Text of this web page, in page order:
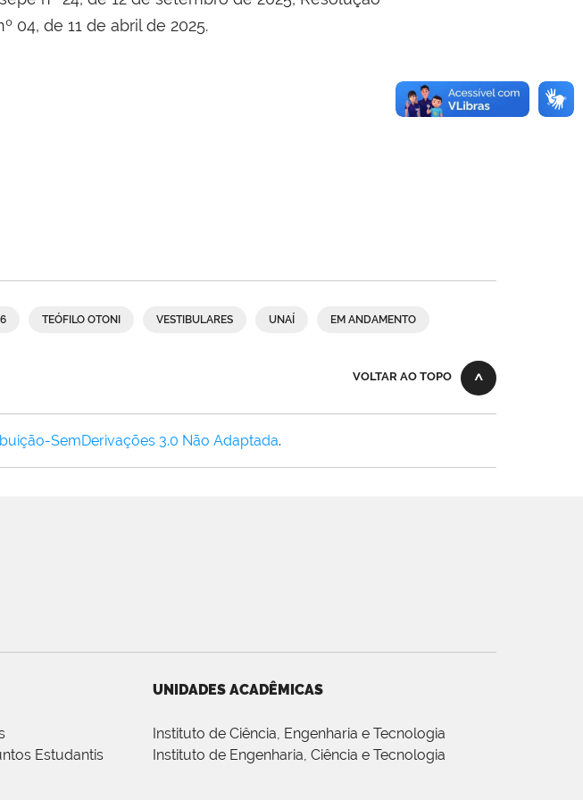
04, de 11 de abril de 2025.
TEÓFILO OTONI VESTIBULARES UNAÍ EM ANDAMENTO
VOLTAR AO TOPO
SemDerivações 3.0 Não Adaptada.
Estudantis
UNIDADES ACADÊMICAS
Instituto de Ciência, Engenharia e Tecnologia
Instituto de Engenharia, Ciência e Tecnologia